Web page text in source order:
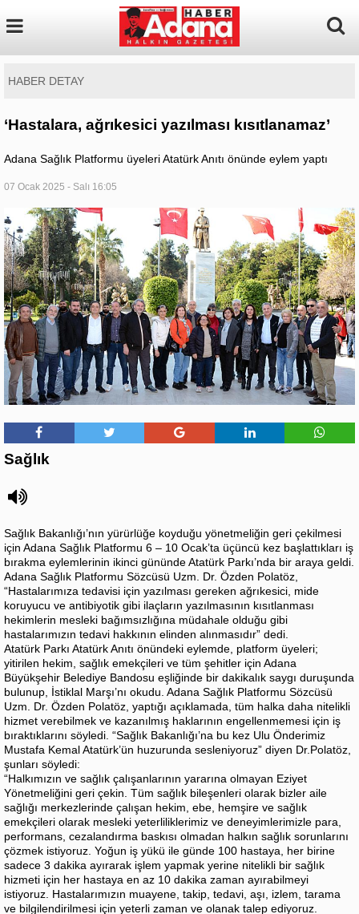
HABER DETAY
‘Hastalara, ağrıkesici yazılması kısıtlanamaz’
Adana Sağlık Platformu üyeleri Atatürk Anıtı önünde eylem yaptı
07 Ocak 2025 - Salı 16:05
Sağlık
Sağlık Bakanlığı’nın yürürlüğe koyduğu yönetmeliğin geri çekilmesi
için Adana Sağlık Platformu 6 – 10 Ocak’ta üçüncü kez başlattıkları iş
bırakma eylemlerinin ikinci gününde Atatürk Parkı’nda bir araya geldi.
Adana Sağlık Platformu Sözcüsü Uzm. Dr. Özden Polatöz,
“Hastalarımıza tedavisi için yazılması gereken ağrıkesici, mide
koruyucu ve antibiyotik gibi ilaçların yazılmasının kısıtlanması
hekimlerin mesleki bağımsızlığına müdahale olduğu gibi
hastalarımızın tedavi hakkının elinden alınmasıdır” dedi.
Atatürk Parkı Atatürk Anıtı önündeki eylemde, platform üyeleri;
yitirilen hekim, sağlık emekçileri ve tüm şehitler için Adana
Büyükşehir Belediye Bandosu eşliğinde bir dakikalık saygı duruşunda
bulunup, İstiklal Marşı’nı okudu. Adana Sağlık Platformu Sözcüsü
Uzm. Dr. Özden Polatöz, yaptığı açıklamada, tüm halka daha nitelikli
hizmet verebilmek ve kazanılmış haklarının engellenmemesi için iş
bıraktıklarını söyledi. “Sağlık Bakanlığı’na bu kez Ulu Önderimiz
Mustafa Kemal Atatürk’ün huzurunda sesleniyoruz” diyen Dr.Polatöz,
şunları söyledi:
“Halkımızın ve sağlık çalışanlarının yararına olmayan Eziyet
Yönetmeliğini geri çekin. Tüm sağlık bileşenleri olarak bizler aile
sağlığı merkezlerinde çalışan hekim, ebe, hemşire ve sağlık
emekçileri olarak mesleki yeterliliklerimiz ve deneyimlerimizle para,
performans, cezalandırma baskısı olmadan halkın sağlık sorunlarını
çözmek istiyoruz. Yoğun iş yükü ile günde 100 hastaya, her birine
sadece 3 dakika ayırarak işlem yapmak yerine nitelikli bir sağlık
hizmeti için her hastaya en az 10 dakika zaman ayırabilmeyi
istiyoruz. Hastalarımızın muayene, takip, tedavi, aşı, izlem, tarama
ve bilgilendirilmesi için yeterli zaman ve olanak talep ediyoruz.